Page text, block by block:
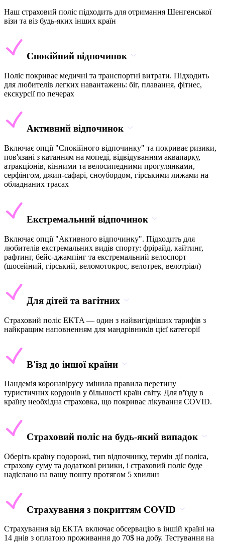
Наш страховий поліс підходить для отримання Шенгенської
візи та віз будь-яких інших країн
Спокійний відпочинок
Поліс покриває медичні та транспортні витрати. Підходить
для любителів легких навантажень: біг, плавання, фітнес,
екскурсії по печерах
Активний відпочинок
Включає опції "Спокійного відпочинку" та покриває ризики,
пов'язані з катанням на мопеді, відвідуванням аквапарку,
атракціонів, кінними та велосипедними прогулянками,
серфінгом, джип-сафарі, сноубордом, гірськими лижами на
обладнаних трасах
Екстремальний відпочинок
Включає опції "Активного відпочинку". Підходить для
любителів екстремальних видів спорту: фрірайд, кайтинг,
рафтинг, бейс-джампінг та екстремальний велоспорт
(шосейний, гірський, веломотокрос, велотрек, велотріал)
Для дітей та вагітних
Страховий поліс EKTA — один з найвигідніших тарифів з
найкращим наповненням для мандрівників цієї категорії
В'їзд до іншої країни
Пандемія коронавірусу змінила правила перетину
туристичних кордонів у більшості країн світу. Для в'їзду в
країну необхідна страховка, що покриває лікування COVID.
Страховий поліс на будь-який випадок
Оберіть країну подорожі, тип відпочинку, термін дії поліса,
страхову суму та додаткові ризики, і страховий поліс буде
надіслано на вашу пошту протягом 5 хвилин
Страхування з покриттям COVID
Страхування від ЕКТА включає обсервацію в іншій країні на
14 днів з оплатою проживання до 70$ на добу. Тестування на